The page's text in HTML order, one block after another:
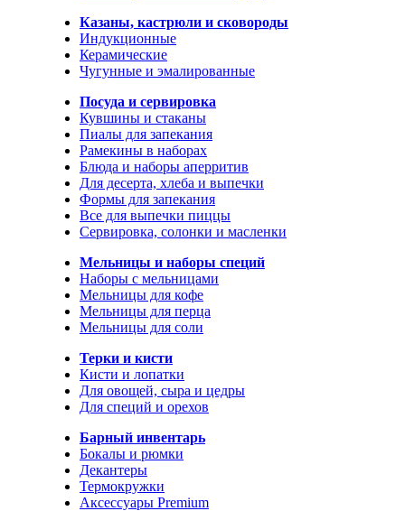
Казаны, кастрюли и сковороды
Индукционные
Керамические
Чугунные и эмалированные
Посуда и сервировка
Кувшины и стаканы
Пиалы для запекания
Рамекины в наборах
Блюда и наборы аперритив
Для десерта, хлеба и выпечки
Формы для запекания
Все для выпечки пиццы
Сервировка, солонки и масленки
Мельницы и наборы специй
Наборы с мельницами
Мельницы для кофе
Мельницы для перца
Мельницы для соли
Терки и кисти
Кисти и лопатки
Для овощей, сыра и цедры
Для специй и орехов
Барный инвентарь
Бокалы и рюмки
Декантеры
Термокружки
Аксессуары Premium